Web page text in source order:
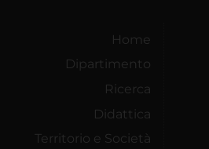
Home
Dipartimento
Ricerca
Didattica
Territorio e Società